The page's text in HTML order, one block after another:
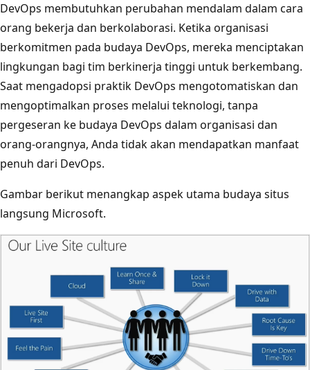
DevOps membutuhkan perubahan mendalam dalam cara
orang bekerja dan berkolaborasi. Ketika organisasi
berkomitmen pada budaya DevOps, mereka menciptakan
lingkungan bagi tim berkinerja tinggi untuk berkembang.
Saat mengadopsi praktik DevOps mengotomatiskan dan
mengoptimalkan proses melalui teknologi, tanpa
pergeseran ke budaya DevOps dalam organisasi dan
orang-orangnya, Anda tidak akan mendapatkan manfaat
penuh dari DevOps.
Gambar berikut menangkap aspek utama budaya situs
langsung Microsoft.